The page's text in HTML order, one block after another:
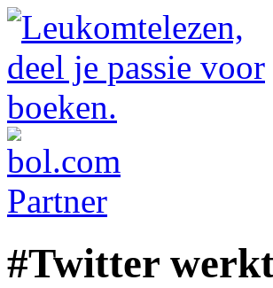
#Twitter